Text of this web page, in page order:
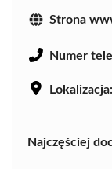
Strona
Numer
Lokalizacja:
Najczęściej